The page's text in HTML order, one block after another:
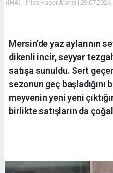
(İHA) - İhlas Haber Ajansı |
Mersin’de yaz aylarının
dikenli incir, seyyar
satışa sunuldu. Sert
sezonun geç başladığını
meyvenin yeni yeni
birlikte satışların da